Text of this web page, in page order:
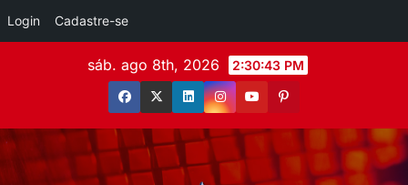
Login Cadastre-se
sáb. ago 8th, 2026 2:30:45 PM